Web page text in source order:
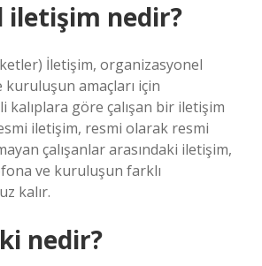
iletişim nedir?
İletişim, organizasyonel
amaçları için
göre çalışan bir iletişim
iletişim, resmi olarak resmi
çalışanlar arasındaki iletişim,
ve kuruluşun farklı
kalır.
nedir?